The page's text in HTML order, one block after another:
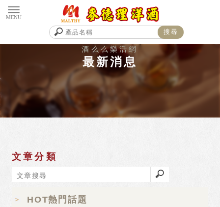
最新消息
文章分類
HOT熱門話題